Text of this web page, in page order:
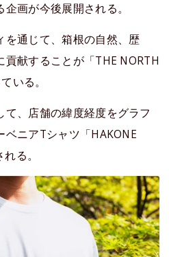
画が今後展開される。
を通じて、箱根の自然、歴
貢献することが「THE NORTH
いる。
、店舗の緯度経度をグラフ
ベニアTシャツ「HAKONE
る。